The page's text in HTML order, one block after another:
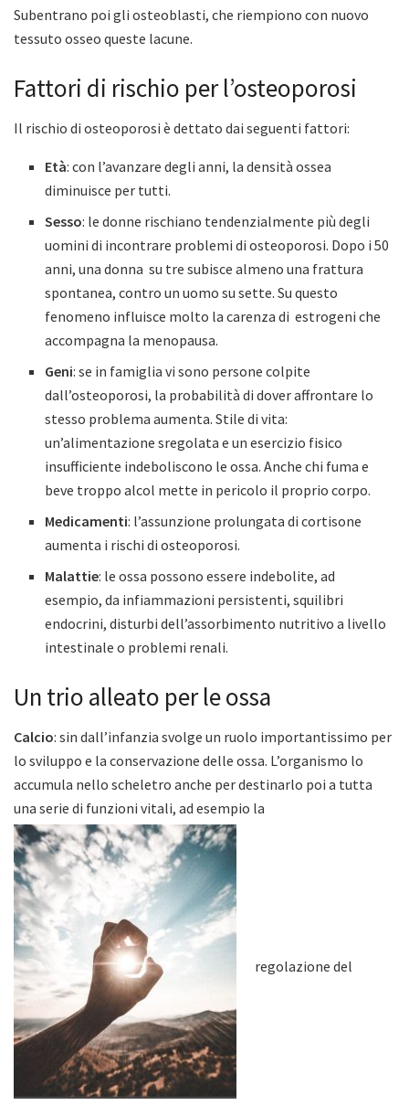
Subentrano poi gli osteoblasti, che riempiono con nuovo
tessuto osseo queste lacune.
Fattori di rischio per l’osteoporosi
Il rischio di osteoporosi è dettato dai seguenti fattori:
Età: con l’avanzare degli anni, la densità ossea
diminuisce per tutti.
Sesso: le donne rischiano tendenzialmente più degli
uomini di incontrare problemi di osteoporosi. Dopo i 50
anni, una donna su tre subisce almeno una frattura
spontanea, contro un uomo su sette. Su questo
fenomeno influisce molto la carenza di estrogeni che
accompagna la menopausa.
Geni: se in famiglia vi sono persone colpite
dall’osteoporosi, la probabilità di dover affrontare lo
stesso problema aumenta. Stile di vita:
un’alimentazione sregolata e un esercizio fisico
insufficiente indeboliscono le ossa. Anche chi fuma e
beve troppo alcol mette in pericolo il proprio corpo.
Medicamenti: l’assunzione prolungata di cortisone
aumenta i rischi di osteoporosi.
Malattie: le ossa possono essere indebolite, ad
esempio, da infiammazioni persistenti, squilibri
endocrini, disturbi dell’assorbimento nutritivo a livello
intestinale o problemi renali.
Un trio alleato per le ossa
Calcio: sin dall’infanzia svolge un ruolo importantissimo per
lo sviluppo e la conservazione delle ossa. L’organismo lo
accumula nello scheletro anche per destinarlo poi a tutta
una serie di funzioni vitali, ad esempio la
regolazione del